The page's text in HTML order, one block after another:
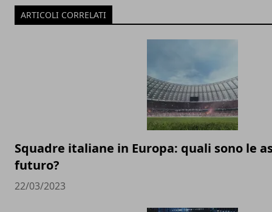
ARTICOLI CORRELATI
Squadre italiane in Europa: quali sono le
futuro?
22/03/2023